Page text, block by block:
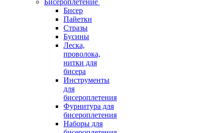
Бисероплетение
Бисер
Пайетки
Стразы
Бусины
Леска,
проволока,
нитки для
бисера
Инструменты
для
бисероплетения
Фурнитура для
бисероплетения
Наборы для